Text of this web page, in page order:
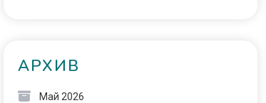
АРХИВ
Май 2026